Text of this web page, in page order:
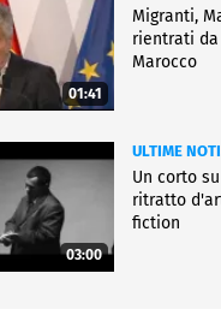
01:41
Migranti,
rientrati da
Marocco
03:00
ULTIME
Un corto
ritratto
fiction